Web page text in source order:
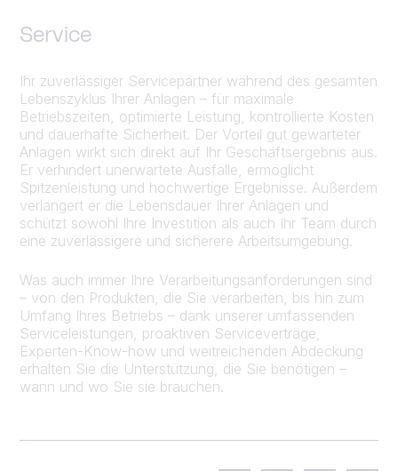
Service
Ihr zuverlässiger Servicepartner während des gesamten
Lebenszyklus Ihrer Anlagen – für maximale
Betriebszeiten, optimierte Leistung, kontrollierte Kosten
und dauerhafte Sicherheit. Der Vorteil gut gewarteter
Anlagen wirkt sich direkt auf Ihr Geschäftsergebnis aus.
Er verhindert unerwartete Ausfälle, ermöglicht
Spitzenleistung und hochwertige Ergebnisse. Außerdem
verlängert er die Lebensdauer Ihrer Anlagen und
schützt sowohl Ihre Investition als auch Ihr Team durch
eine zuverlässigere und sicherere Arbeitsumgebung.
Was auch immer Ihre Verarbeitungsanforderungen sind
– von den Produkten, die Sie verarbeiten, bis hin zum
Umfang Ihres Betriebs – dank unserer umfassenden
Serviceleistungen, proaktiven Serviceverträge,
Experten-Know-how und weitreichenden Abdeckung
erhalten Sie die Unterstützung, die Sie benötigen –
wann und wo Sie sie brauchen.